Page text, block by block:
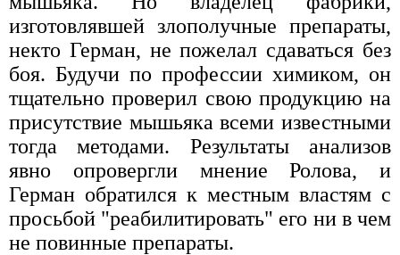
изготовлявшей злополучные препараты,
некто Герман, не пожелал сдаваться без
боя. Будучи по профессии химиком, он
тщательно проверил свою продукцию на
присутствие мышьяка всеми известными
тогда методами. Результаты анализов
явно опровергли мнение Ролова, и
Герман обратился к местным властям с
просьбой "реабилитировать" его ни в чем
не повинные препараты.